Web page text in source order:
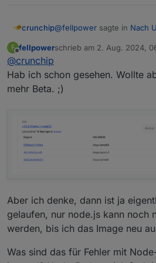
crunchip@fellpower sagte in Nach
https://github.com/buanet/
ag/v10.0.0-beta.1
F fellpowerschrieb am 2. Aug. 2024,
zuletzt editiert von
@crunchip
Hab ich schon gesehen. Wollte
mehr Beta. ;)
Aber ich denke, dann ist ja
gelaufen, nur node.js kann noch
werden, bis ich das Image neu
Was sind das für Fehler mit